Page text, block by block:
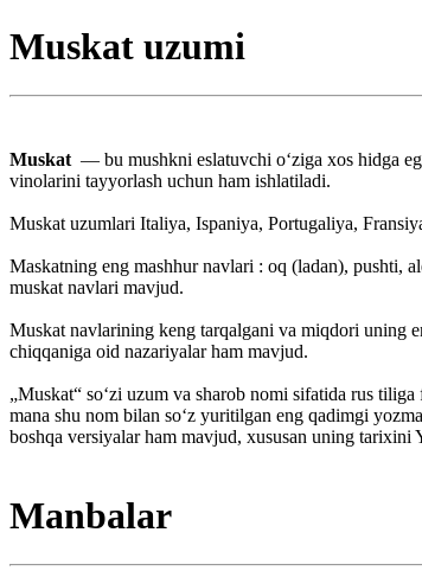
Muskat uzumi
Muskat — bu mushkni eslatuvchi oʻziga xos hidga
vinolarini tayyorlash uchun ham ishlatiladi.
Muskat uzumlari Italiya, Ispaniya, Portugaliya,
Maskatning eng mashhur navlari : oq (ladan), pushti,
muskat navlari mavjud.
Muskat navlarining keng tarqalgani va miqdori uning
chiqqaniga oid nazariyalar ham mavjud.
„Muskat“ soʻzi uzum va sharob nomi sifatida rus
mana shu nom bilan soʻz yuritilgan eng qadimgi
boshqa versiyalar ham mavjud, xususan uning tarixini
Manbalar